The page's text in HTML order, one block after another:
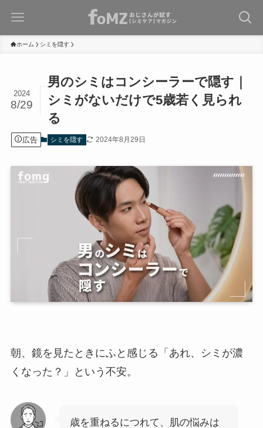
ホーム シミを隠す
男のシミはコンシーラーで隠す｜
シミがないだけで5歳若く見られ
る
2024
8/29
広告 シミを隠す 2024年8月29日
朝、鏡を見たときにふと感じる「あれ、シミが濃
くなった？」という不安。
歳を重ねるにつれて、肌の悩みは